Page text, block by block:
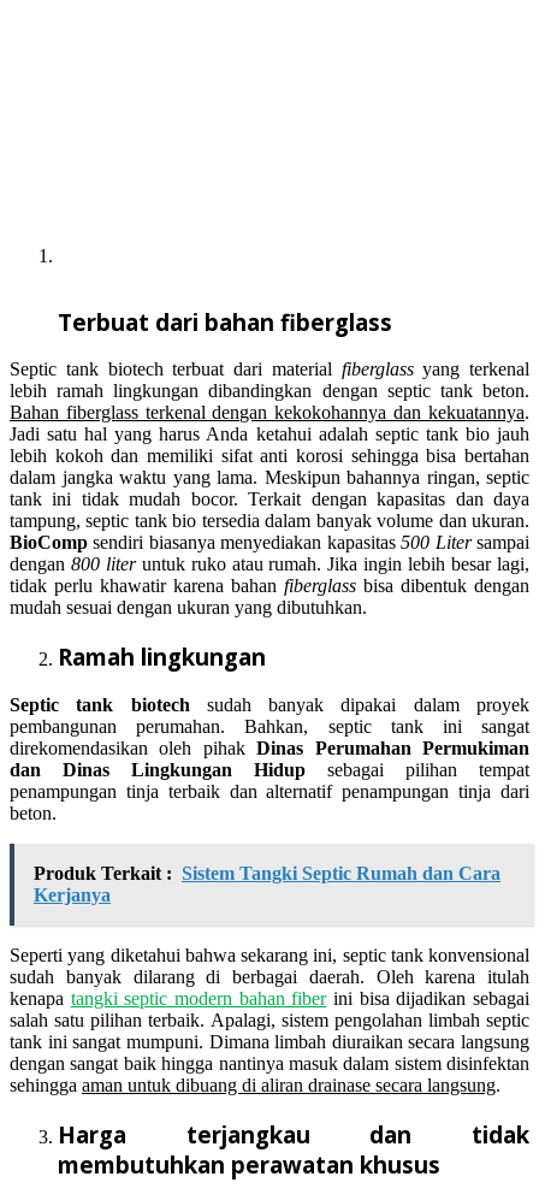
Terbuat dari bahan fiberglass
Septic tank biotech terbuat dari material fiberglassyang terkenal
lebih ramah lingkungan dibandingkan dengan septic tank beton.
Bahan fiberglass terkenal dengan kekokohannya dan kekuatannya.
Jadi satu hal yang harus Anda ketahui adalah septic tank bio jauh
lebih kokoh dan memiliki sifat anti korosi sehingga bisa bertahan
dalam jangka waktu yang lama. Meskipun bahannya ringan, septic
tank ini tidak mudah bocor. Terkait dengan kapasitas dan daya
tampung, septic tank bio tersedia dalam banyak volume dan ukuran.
BioComp sendiri biasanya menyediakan kapasitas500 Litersampai
dengan 800 literuntuk ruko atau rumah. Jika ingin lebih besar lagi,
tidak perlu khawatir karena bahan fiberglass bisa dibentuk dengan
mudah sesuai dengan ukuran yang dibutuhkan.
Ramah lingkungan
Septic tank biotech sudah banyak dipakai dalam proyek
pembangunan perumahan. Bahkan, septic tank ini sangat
direkomendasikan oleh pihakDinas Perumahan Permukiman
dan Dinas Lingkungan Hidup sebagai pilihan tempat
penampungan tinja terbaik dan alternatif penampungan tinja dari
beton.
Produk Terkait : Sistem Tangki Septic Rumah dan Cara
Kerjanya
Seperti yang diketahui bahwa sekarang ini, septic tank konvensional
sudah banyak dilarang di berbagai daerah. Oleh karena itulah
kenapa tangki septic modern bahan fiberini bisa dijadikan sebagai
salah satu pilihan terbaik. Apalagi, sistem pengolahan limbah septic
tank ini sangat mumpuni. Dimana limbah diuraikan secara langsung
dengan sangat baik hingga nantinya masuk dalam sistem disinfektan
sehingga aman untuk dibuang di aliran drainase secara langsung.
Harga terjangkau dan tidak
membutuhkan perawatan khusus